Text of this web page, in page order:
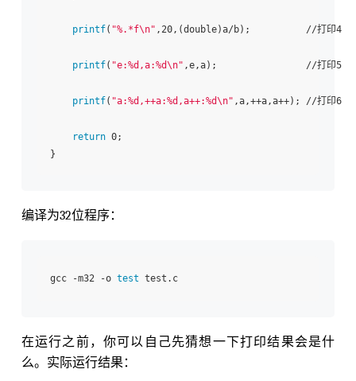
printf( "%.*f\n" ,20,(double)a/b);          //打印4
printf( "e:%d,a:%d\n" ,e,a);                //打印5
printf( "a:%d,++a:%d,a++:%d\n" ,a,++a,a++); //打印6
return 0;
编译为32位程序：
gcc -m32 -o test test.c
在运行之前，你可以自己先猜想一下打印结果会是什
么。实际运行结果：